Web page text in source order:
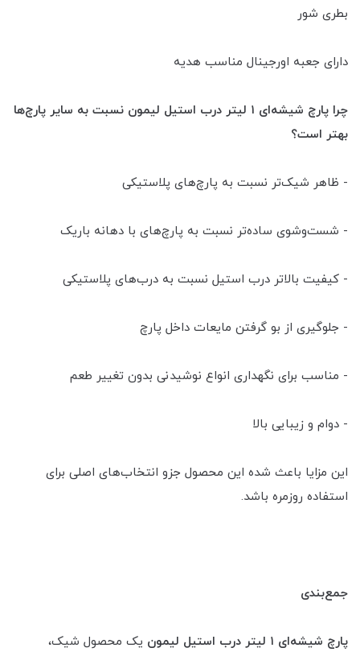
بطری شور
دارای جعبه اورجینال مناسب هدیه
چرا پارچ شیشه‌ای ۱ لیتر درب استیل لیمون نسبت به سایر پارچ‌ها
بهتر است؟
- ظاهر شیک‌تر نسبت به پارچ‌های پلاستیکی
- شست‌وشوی ساده‌تر نسبت به پارچ‌های با دهانه باریک‌
- کیفیت بالاتر درب استیل نسبت به درب‌های پلاستیکی
- جلوگیری از بو گرفتن مایعات داخل پارچ
- مناسب برای نگهداری انواع نوشیدنی بدون تغییر طعم
- دوام و زیبایی بالا
این مزایا باعث شده این محصول جزو انتخاب‌های اصلی برای
استفاده روزمره باشد.
جمع‌بندی
پارچ شیشه‌ای ۱ لیتر درب استیل لیمون
یک محصول شیک،